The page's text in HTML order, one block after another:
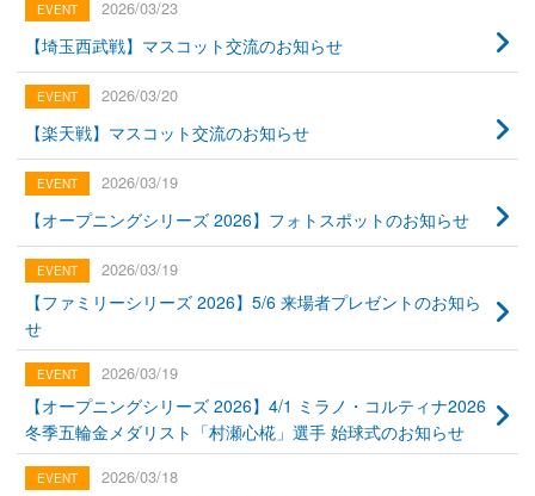
2026/03/23
【埼玉西武戦】マスコット交流のお知らせ
2026/03/20
【楽天戦】マスコット交流のお知らせ
2026/03/19
【オープニングシリーズ 2026】フォトスポットのお知らせ
2026/03/19
【ファミリーシリーズ 2026】5/6 来場者プレゼントのお知ら
せ
2026/03/19
【オープニングシリーズ 2026】4/1 ミラノ・コルティナ2026
冬季五輪金メダリスト「村瀬心椛」選手 始球式のお知らせ
2026/03/18